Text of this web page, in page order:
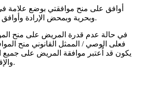
أوافق على منح موافقتي بوضع علامة
وبحرية وبمحض الإرادة وأوافق على الالتزام بشروطه.
في حالة عدم قدرة المريض على منح
فعلى الوصي / الممثل القانوني منح
يكون قد اُعتبر موافقة المريض على جميع
والإقرارات المذكورة أعلاه.